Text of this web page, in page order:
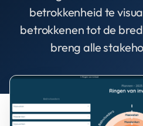
betrokkenheid te
betrokkenen tot de
breng alle